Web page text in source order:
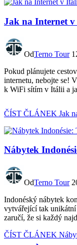
Jak na Internet
OdTerno Tour
Pokud plánujete
internetu, nebojte se!
k WiFi sítím v Itálii a
ČÍST ČLÁNEK Jak
Nábytek
OdTerno Tour
Indonéský nábytek
vytvářející tak
zaručí, že si každý
ČÍST ČLÁNEK